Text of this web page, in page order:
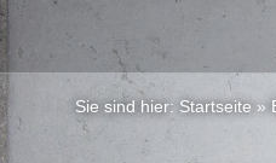
Sie sind hier: Startseite »